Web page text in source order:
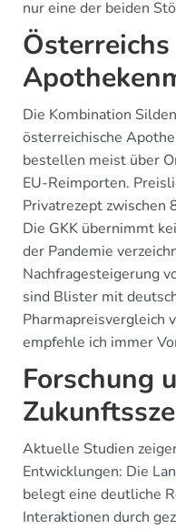
nur eine der beiden
Österreichs
Die Kombination
österreichische
bestellen meist über
EU-Reimporten.
Privatrezept zwischen
Die GKK übernimmt
der Pandemie
Nachfragesteigerung
sind Blister mit
Pharmapreisvergleich
empfehle ich immer
Forschung
Aktuelle Studien
Entwicklungen: Die
belegt eine deutliche
Interaktionen durch